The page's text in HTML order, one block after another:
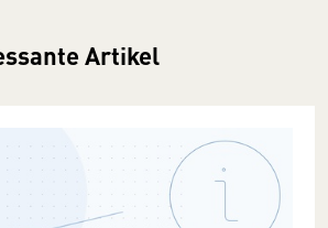
Artikel